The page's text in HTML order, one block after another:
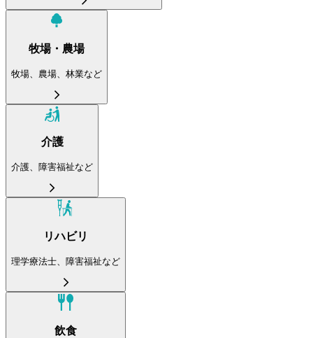
牧場・農場
牧場、農場、林業など
介護
介護、障害福祉など
リハビリ
理学療法士、障害福祉など
飲食